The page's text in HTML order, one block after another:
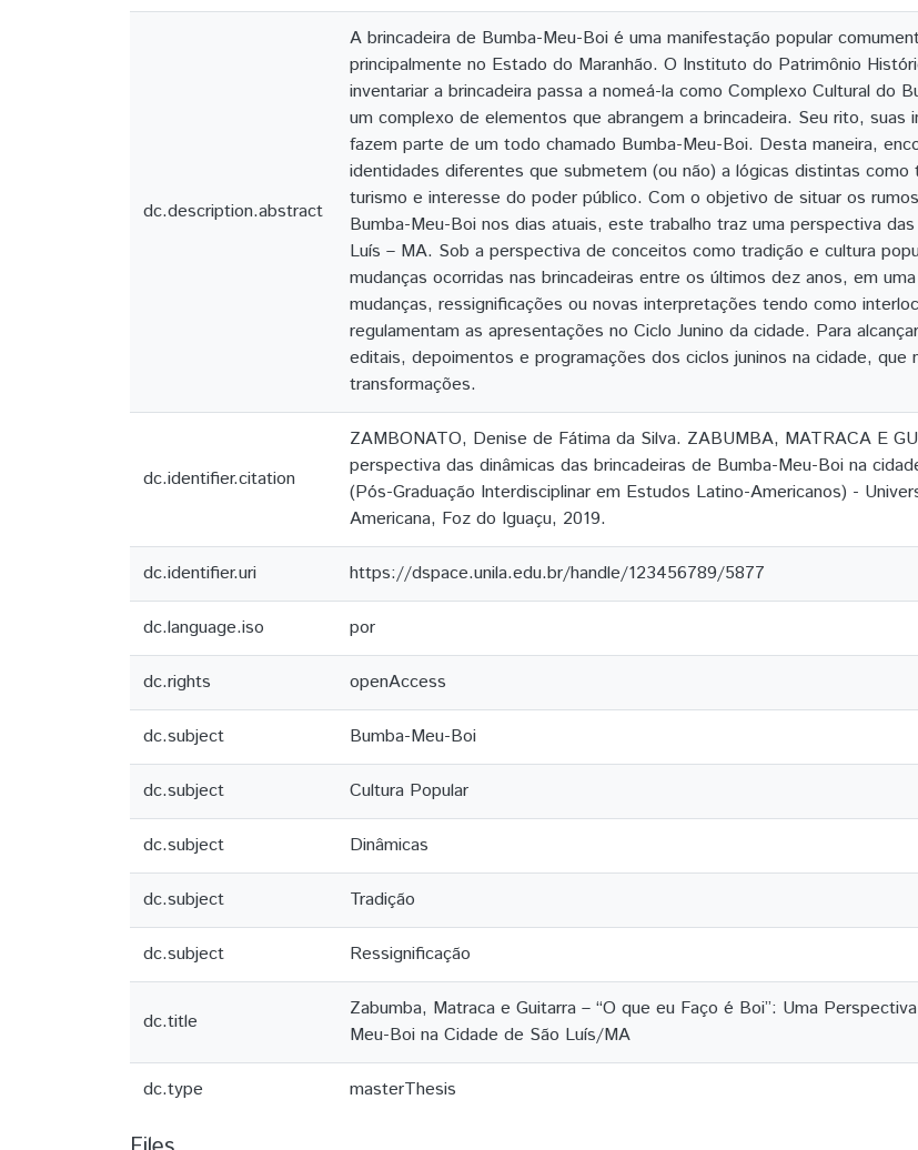
dc.description.abstract
A brincadeira de Bumba-Meu-Boi é uma manifestação popular
principalmente no Estado do Maranhão. O Instituto do Patrimônio
inventariar a brincadeira passa a nomeá-la como Complexo Cultural do
um complexo de elementos que abrangem a brincadeira. Seu rito, suas
fazem parte de um todo chamado Bumba-Meu-Boi. Desta maneira,
identidades diferentes que submetem (ou não) a lógicas distintas
turismo e interesse do poder público. Com o objetivo de situar os
Bumba-Meu-Boi nos dias atuais, este trabalho traz uma perspectiva
Luís – MA. Sob a perspectiva de conceitos como tradição e cultura
mudanças ocorridas nas brincadeiras entre os últimos dez anos, em
mudanças, ressignificações ou novas interpretações tendo como
regulamentam as apresentações no Ciclo Junino da cidade. Para
editais, depoimentos e programações dos ciclos juninos na cidade, que
transformações.
dc.identifier.citation
ZAMBONATO, Denise de Fátima da Silva. ZABUMBA, MATRACA E
perspectiva das dinâmicas das brincadeiras de Bumba-Meu-Boi na
(Pós-Graduação Interdisciplinar em Estudos Latino-Americanos) -
Americana, Foz do Iguaçu, 2019.
dc.identifier.uri https://dspace.unila.edu.br/handle/123456789/5877
dc.language.iso por
dc.rights openAccess
dc.subject Bumba-Meu-Boi
dc.subject Cultura Popular
dc.subject Dinâmicas
dc.subject Tradição
dc.subject Ressignificação
dc.title
Zabumba, Matraca e Guitarra – “O que eu Faço é Boi”: Uma
Meu-Boi na Cidade de São Luís/MA
dc.type masterThesis